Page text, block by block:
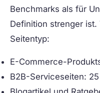
Benchmarks als für
Definition strenger
Seitentyp:
E-Commerce-
B2B-Serviceseiten: